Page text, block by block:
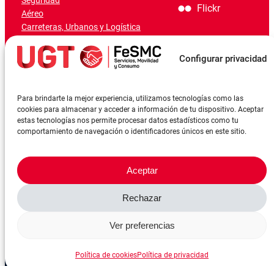
Configurar privacidad
Para brindarte la mejor experiencia, utilizamos tecnologías como las
cookies para almacenar y acceder a información de tu dispositivo. Aceptar
estas tecnologías nos permite procesar datos estadísticos como tu
comportamiento de navegación o identificadores únicos en este sitio.
Aceptar
Rechazar
Ver preferencias
Política de cookiesPolítica de privacidad
Aéreo
Carreteras, Urbanos y Logística
Marítimo-Portuario
Flickr
©FeSMCUGT 2024